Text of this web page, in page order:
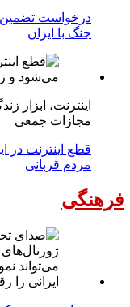
درخواست تضمین
جنگ با ایران
اینترنت،
مجازات جمعی
قطع اینترنت در
مردم قربانی
فرهنگی